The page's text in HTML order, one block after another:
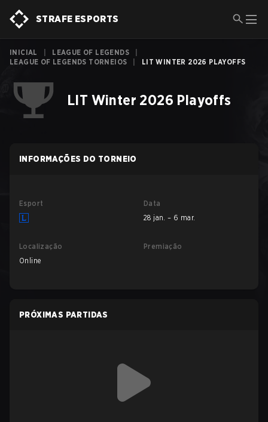
STRAFE ESPORTS
INICIAL LEAGUE OF LEGENDS
LEAGUE OF LEGENDS TORNEIOS
LIT WINTER 2026 PLAYOFFS
LIT Winter 2026 Playoffs
INFORMAÇÕES DO TORNEIO
Esport
Data
28 jan. – 6 mar.
Localização
Online
Premiação
PRÓXIMAS PARTIDAS